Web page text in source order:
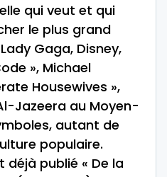
qui veut et qui
le plus grand
Gaga, Disney,
», Michael
Housewives »,
Jazeera au Moyen-
autant de
populaire.
déjà publié « De la